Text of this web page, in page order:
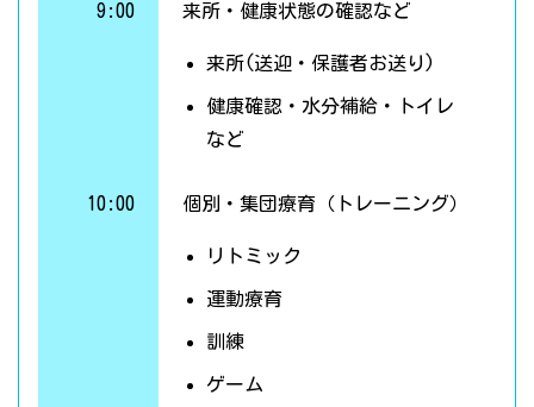
9:00 来所・健康状態の確認など
来所(送迎・保護者お送り)
健康確認・水分補給・トイレ
など
10:00 個別・集団療育（トレーニング）
リトミック
運動療育
訓練
ゲーム